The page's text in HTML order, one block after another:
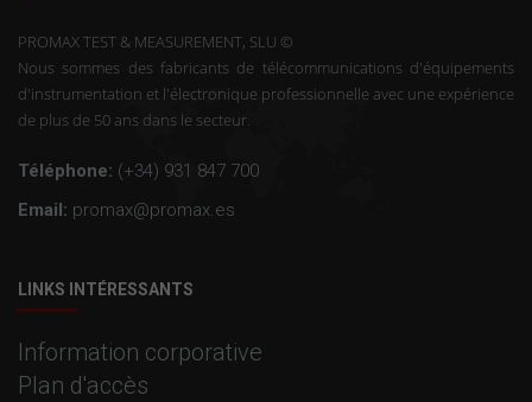
PROMAX TEST & MEASUREMENT, SLU ©
Nous sommes des fabricants de télécommunications d'équipements
d'instrumentation et l'électronique professionnelle avec une expérience
de plus de 50 ans dans le secteur.
Téléphone: (+34) 931 847 700
Email: promax@promax.es
LINKS INTÉRESSANTS
Information corporative
Plan d'accès